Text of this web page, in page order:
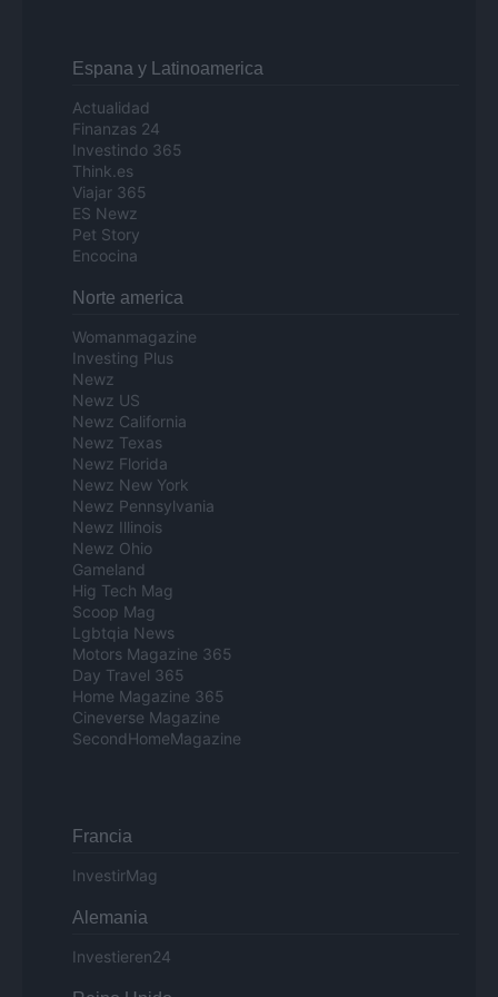
Espana y Latinoamerica
Actualidad
Finanzas 24
Investindo 365
Think.es
Viajar 365
ES Newz
Pet Story
Encocina
Norte america
Womanmagazine
Investing Plus
Newz
Newz US
Newz California
Newz Texas
Newz Florida
Newz New York
Newz Pennsylvania
Newz Illinois
Newz Ohio
Gameland
Hig Tech Mag
Scoop Mag
Lgbtqia News
Motors Magazine 365
Day Travel 365
Home Magazine 365
Cineverse Magazine
SecondHomeMagazine
Francia
InvestirMag
Alemania
Investieren24